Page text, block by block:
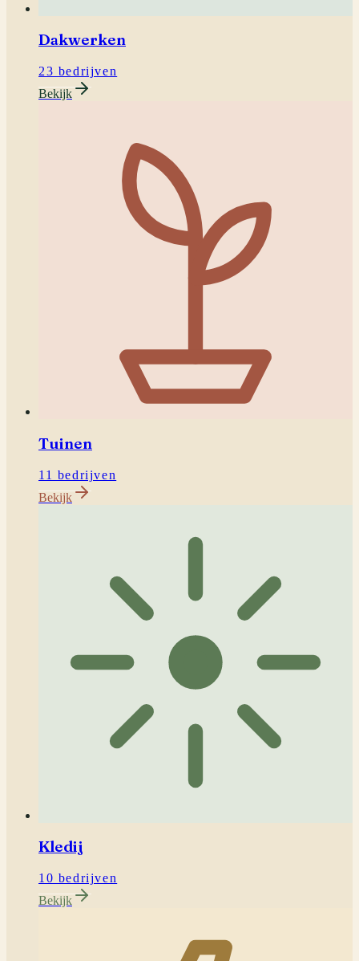
Dakwerken
23 bedrijven
Bekijk
Tuinen
11 bedrijven
Bekijk
Kledij
10 bedrijven
Bekijk